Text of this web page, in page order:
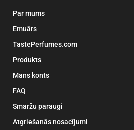
Par mums
Emuārs
TastePerfumes.com
Produkts
Mans konts
FAQ
Smaržu paraugi
Atgriešanās nosacījumi